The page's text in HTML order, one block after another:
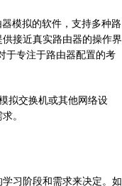
模拟的软件，支持多种路
接近真实路由器的操作界
于专注于路由器配置的考
拟交换机或其他网络设
。
习阶段和需求来决定。如